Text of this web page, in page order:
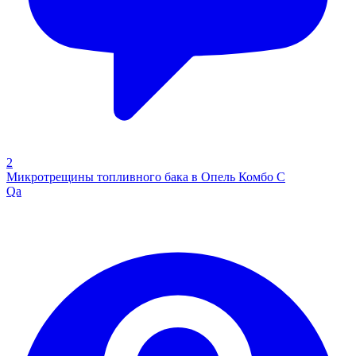
2
Микротрещины топливного бака в Опель Комбо С
Qa